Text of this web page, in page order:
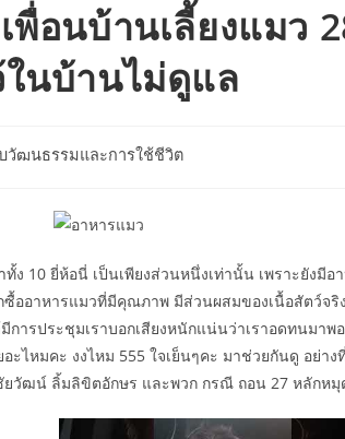
พื่อนบ้านเลี้ยงแมว
นบ้านไม่ดูแล
วัฒนธรรมและการใช้ชีวิต
ง 10 ยี่ห้อนี่ เป็นเพียงส่วนหนึ่งเท่านั้น เพราะยังมี
ออาหารแมวที่มีคุณภาพ มีส่วนผสมของเนื้อสัตว์จ
ารประชุมเราบอกเสียงหนักแน่นว่าเราอดทนมาพ
ะไหมคะ งงไหม 555 ใจเย็นๆคะ มาช่วยกันดู อย่า
ยวัฒน์ ลิ้มลิขิตอักษร และพวก กรณี ถอน 27 หลักหมุ